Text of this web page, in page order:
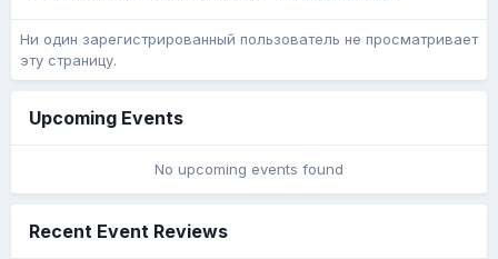
Ни один зарегистрированный пользователь не просматривает
эту страницу.
Upcoming Events
No upcoming events found
Recent Event Reviews